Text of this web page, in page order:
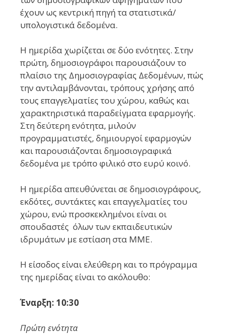
έχουν ως κεντρική πηγή τα στατιστικά/
υπολογιστικά δεδομένα.
Η ημερίδα χωρίζεται σε δύο ενότητες. Στην
πρώτη, δημοσιογράφοι παρουσιάζουν το
πλαίσιο της Δημοσιογραφίας Δεδομένων, πώς
την αντιλαμβάνονται, τρόπους χρήσης από
τους επαγγελματίες του χώρου, καθώς και
χαρακτηριστικά παραδείγματα εφαρμογής.
Στη δεύτερη ενότητα, μιλούν
προγραμματιστές, δημιουργοί εφαρμογών
και παρουσιάζονται δημοσιογραφικά
δεδομένα με τρόπο φιλικό στο ευρύ κοινό.
H ημερίδα απευθύνεται σε δημοσιογράφους,
εκδότες, συντάκτες και επαγγελματίες του
χώρου, ενώ προσκεκλημένοι είναι οι
σπουδαστές όλων των εκπαιδευτικών
ιδρυμάτων με εστίαση στα ΜΜΕ.
Η είσοδος είναι ελεύθερη και το πρόγραμμα
της ημερίδας είναι το ακόλουθο:
Έναρξη: 10:30
Πρώτη ενότητα